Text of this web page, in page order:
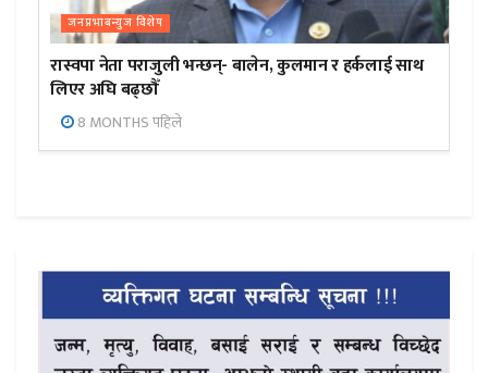
जनप्रभाबन्युज विशेष
रास्वपा नेता पराजुली भन्छन्- बालेन, कुलमान र हर्कलाई साथ
लिएर अघि बढ्छौँ
8 MONTHS पहिले